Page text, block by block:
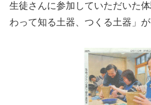
生徒さんに参加していただいた
わって知る土器、つくる土器」が